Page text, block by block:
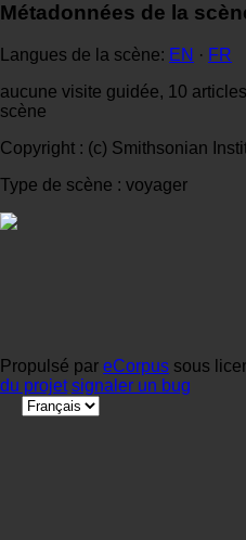
Métadonnées de la
Langues de la scène: EN · FR
aucune visite guidée, 10
scène
Copyright : (c) Smithsonian
Type de scène : voyager
Propulsé par eCorpus sous
du projet signaler un bug